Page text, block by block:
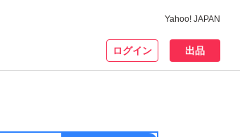
Yahoo! JAPAN
ログイン 出品